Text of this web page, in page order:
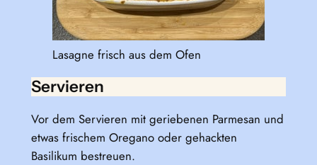
Lasagne frisch aus dem Ofen
Servieren
Vor dem Servieren mit geriebenen Parmesan und
etwas frischem Oregano oder gehackten
Basilikum bestreuen.